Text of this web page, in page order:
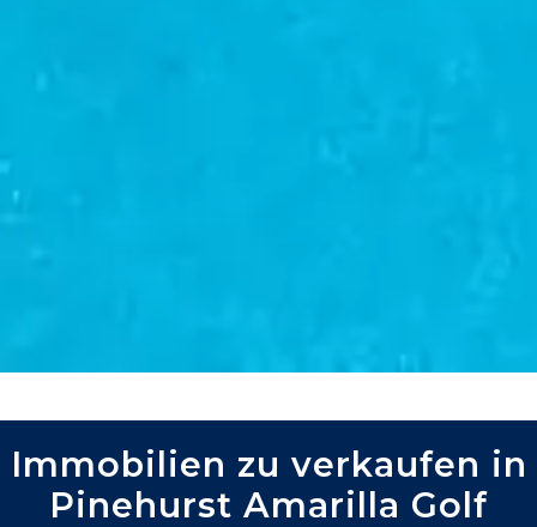
Immobilien zu verkaufen in
Pinehurst Amarilla Golf